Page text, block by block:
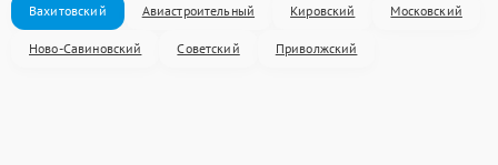
Вахитовский Авиастроительный Кировский Московский
Ново-Савиновский Советский Приволжский